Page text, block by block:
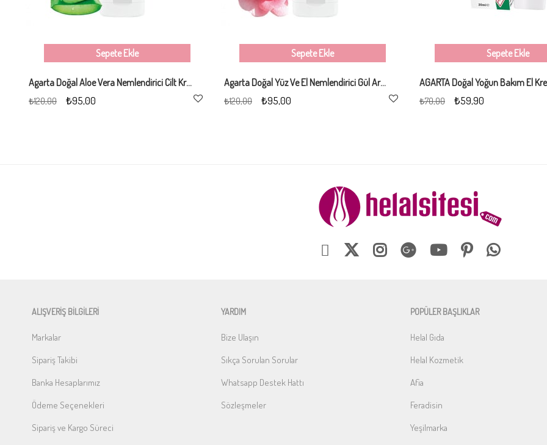
Agarta Doğal Aloe Vera Nemlendirici Cilt Kremi 75 ml
₺95,00
₺120,00
Sepete Ekle
Agarta Doğal Yüz Ve El Nemlendirici Gül Aromalı Cilt Bakım Kremi 75 ml
₺95,00
₺120,00
Sepete Ekle
AGARTA Doğal Yoğun Bakım El
₺59,90
₺70,00
Sepete Ekle
ALIŞVERİŞ BİLGİLERİ
Markalar
Sipariş Takibi
Banka Hesaplarımız
Ödeme Seçenekleri
Sipariş ve Kargo Süreci
YARDIM
Bize Ulaşın
Sıkça Sorulan Sorular
Whatsapp Destek Hattı
Sözleşmeler
POPÜLER BAŞLIKLAR
Helal Gıda
Helal Kozmetik
Afia
Feradisin
Yeşilmarka